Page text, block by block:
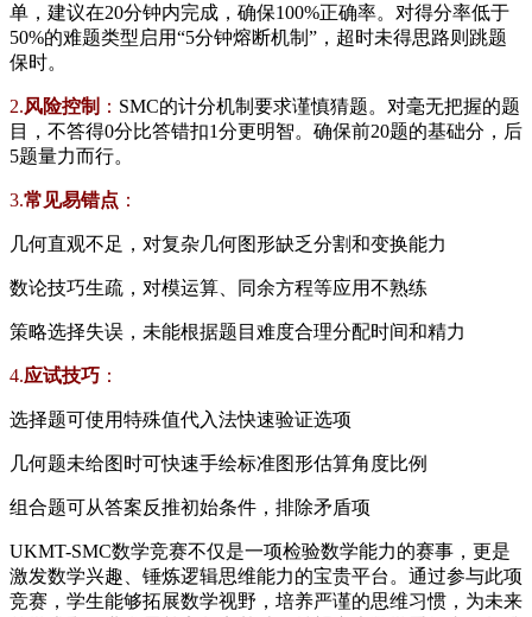
单，建议在20分钟内完成，确保100%正确率。对得分率低于
50%的难题类型启用“5分钟熔断机制”，超时未得思路则跳题
保时。
2.​风险控制​ ​： SMC的计分机制要求谨慎猜题。对毫无把握的题
目，不答得0分比答错扣1分更明智。确保前20题的基础分，后
5题量力而行。
3.​常见易错点​ ​：
几何直观不足，对复杂几何图形缺乏分割和变换能力
数论技巧生疏，对模运算、同余方程等应用不熟练
策略选择失误，未能根据题目难度合理分配时间和精力
4.​应试技巧​ ​：
选择题可使用特殊值代入法快速验证选项
几何题未给图时可快速手绘标准图形估算角度比例
组合题可从答案反推初始条件，排除矛盾项
UKMT-SMC数学竞赛不仅是一项检验数学能力的赛事，更是
激发数学兴趣、锤炼逻辑思维能力的宝贵平台。通过参与此项
竞赛，学生能够拓展数学视野，培养严谨的思维习惯，为未来